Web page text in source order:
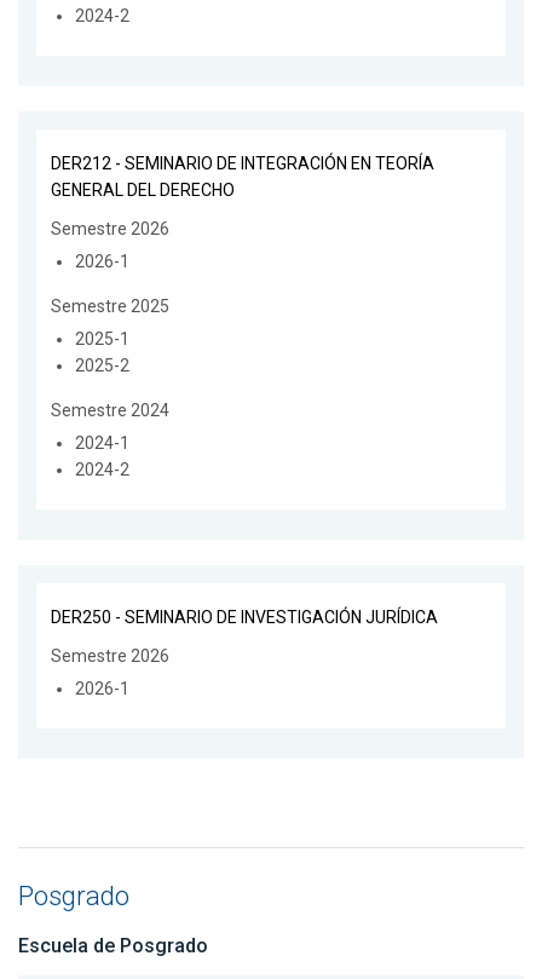
2024-2
DER212 - SEMINARIO DE INTEGRACIÓN EN TEORÍA
GENERAL DEL DERECHO
Semestre 2026
2026-1
Semestre 2025
2025-1
2025-2
Semestre 2024
2024-1
2024-2
DER250 - SEMINARIO DE INVESTIGACIÓN JURÍDICA
Semestre 2026
2026-1
Posgrado
Escuela de Posgrado